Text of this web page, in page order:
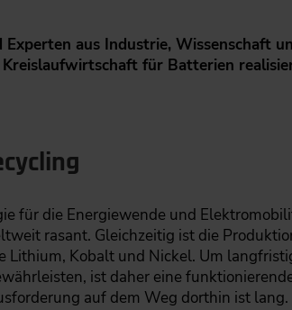
aus Industrie, Wissenschaft
für Batterien
für die Energiewende und
rasant. Gleichzeitig ist die
Kobalt und Nickel. Um
ist daher eine
auf dem Weg dorthin ist lang.